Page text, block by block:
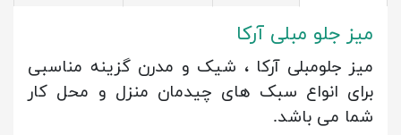
میز جلو مبلی آرکا
میز جلومبلی آرکا ، شیک و مدرن گزینه مناسبی
برای انواع سبک های چیدمان منزل و محل کار
شما می باشد.